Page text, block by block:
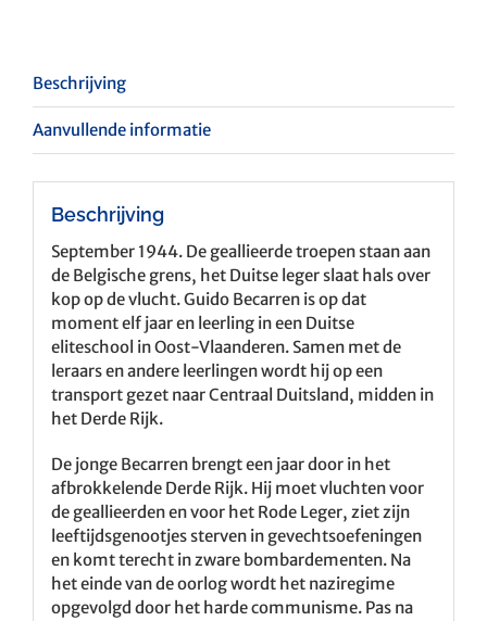
Beschrijving
Aanvullende informatie
Beschrijving
September 1944. De geallieerde troepen staan aan
de Belgische grens, het Duitse leger slaat hals over
kop op de vlucht. Guido Becarren is op dat
moment elf jaar en leerling in een Duitse
eliteschool in Oost-Vlaanderen. Samen met de
leraars en andere leerlingen wordt hij op een
transport gezet naar Centraal Duitsland, midden in
het Derde Rijk.
De jonge Becarren brengt een jaar door in het
afbrokkelende Derde Rijk. Hij moet vluchten voor
de geallieerden en voor het Rode Leger, ziet zijn
leeftijdsgenootjes sterven in gevechtsoefeningen
en komt terecht in zware bombardementen. Na
het einde van de oorlog wordt het naziregime
opgevolgd door het harde communisme. Pas na